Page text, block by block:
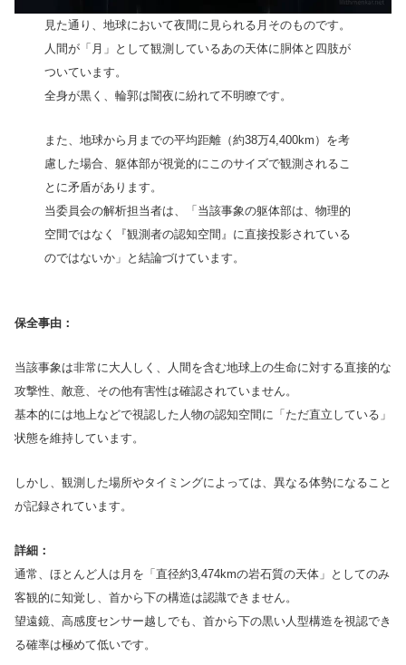
見た通り、地球において夜間に見られる月そのものです。
人間が「月」として観測しているあの天体に胴体と四肢が
ついています。
全身が黒く、輪郭は闇夜に紛れて不明瞭です。
また、地球から月までの平均距離（約38万4,400km）を考
慮した場合、躯体部が視覚的にこのサイズで観測されるこ
とに矛盾があります。
当委員会の解析担当者は、「当該事象の躯体部は、物理的
空間ではなく『観測者の認知空間』に直接投影されている
のではないか」と結論づけています。
保全事由：
当該事象は非常に大人しく、人間を含む地球上の生命に対する直接的な
攻撃性、敵意、その他有害性は確認されていません。
基本的には地上などで視認した人物の認知空間に「ただ直立している」
状態を維持しています。
しかし、観測した場所やタイミングによっては、異なる体勢になること
が記録されています。
詳細：
通常、ほとんど人は月を「直径約3,474kmの岩石質の天体」としてのみ
客観的に知覚し、首から下の構造は認識できません。
望遠鏡、高感度センサー越しでも、首から下の黒い人型構造を視認でき
る確率は極めて低いです。